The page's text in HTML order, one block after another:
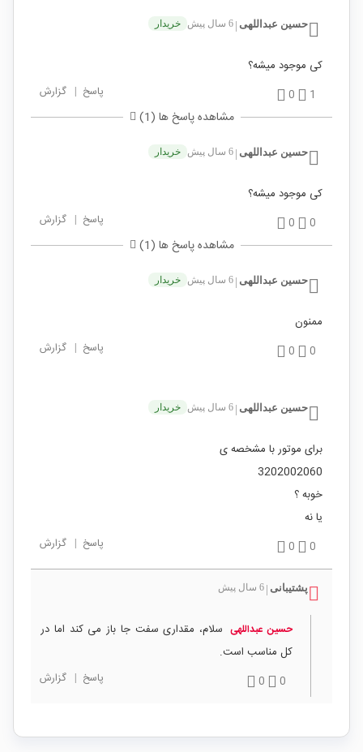
حسین عبداللهی 6 سال پیش خریدار
کی موجود میشه؟
1
0 پاسخ | گزارش
مشاهده پاسخ ها (1)
حسین عبداللهی 6 سال پیش خریدار
کی موجود میشه؟
0
0 پاسخ | گزارش
مشاهده پاسخ ها (1)
حسین عبداللهی 6 سال پیش خریدار
ممنون
0
0 پاسخ | گزارش
حسین عبداللهی 6 سال پیش خریدار
برای موتور با مشخصه ی
3202002060
خوبه ؟
یا نه
0
0 پاسخ | گزارش
پشتیبانی 6 سال پیش
حسین عبداللهی سلام، مقداری سفت جا باز می کند اما در
کل مناسب است.
0
0 پاسخ | گزارش